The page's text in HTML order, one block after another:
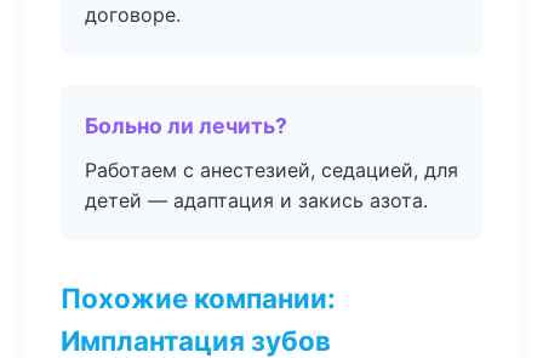
договоре.
Больно ли лечить?
Работаем с анестезией, седацией, для
детей — адаптация и закись азота.
Похожие компании:
Имплантация зубов